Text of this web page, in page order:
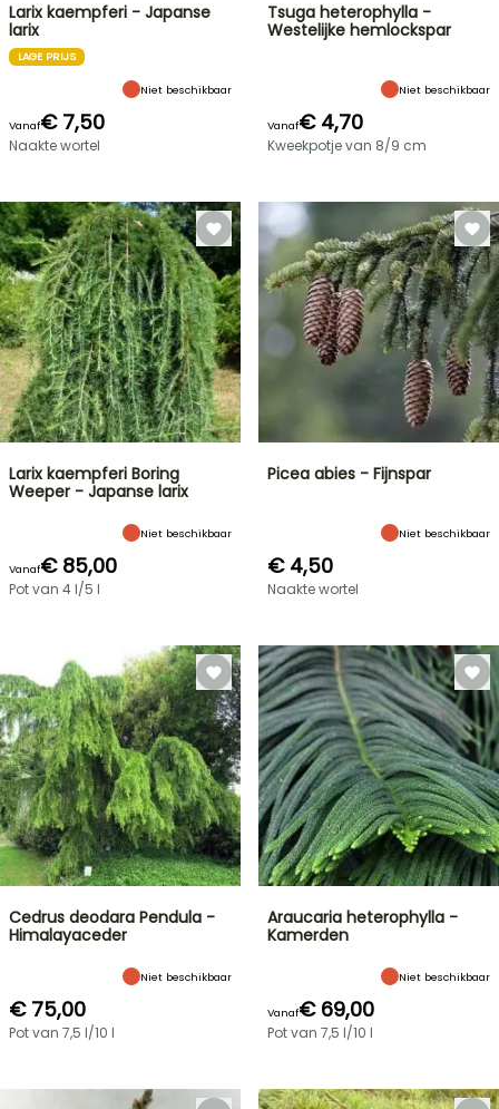
Larix kaempferi - Japanse
larix
LAGE PRIJS
Niet beschikbaar
Vanaf€ 7,50
Naakte wortel
Tsuga heterophylla -
Westelijke hemlockspar
Niet beschikbaar
Vanaf€ 4,70
Kweekpotje van 8/9 cm
Larix kaempferi Boring
Weeper - Japanse larix
Niet beschikbaar
Vanaf€ 85,00
Pot van 4 l/5 l
Picea abies - Fijnspar
Niet beschikbaar
€ 4,50
Naakte wortel
Cedrus deodara Pendula -
Himalayaceder
Niet beschikbaar
€ 75,00
Pot van 7,5 l/10 l
Araucaria heterophylla -
Kamerden
Niet beschikbaar
Vanaf€ 69,00
Pot van 7,5 l/10 l